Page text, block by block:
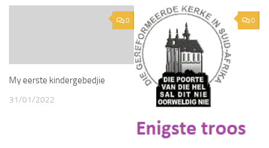
0
My eerste kindergebedjie
31/01/2022
0